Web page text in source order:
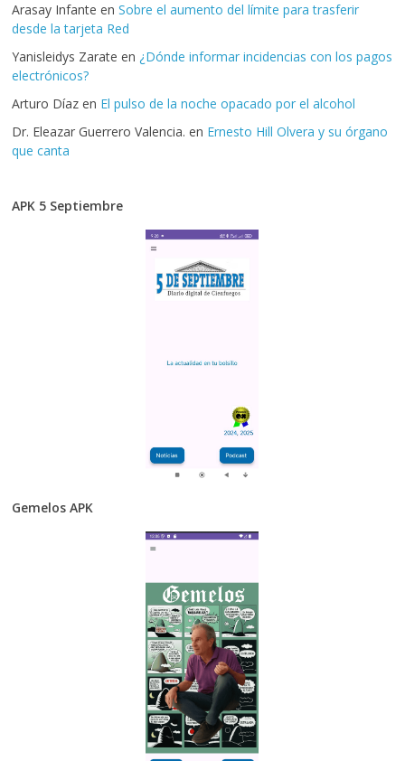
Arasay Infante enSobre el aumento del límite para trasferir
desde la tarjeta Red
Yanisleidys Zarate en ¿Dónde informar incidencias con los pagos
electrónicos?
Arturo Díaz en El pulso de la noche opacado por el alcohol
Dr. Eleazar Guerrero Valencia. en Ernesto Hill Olvera y su órgano
que canta
APK 5 Septiembre
Gemelos APK